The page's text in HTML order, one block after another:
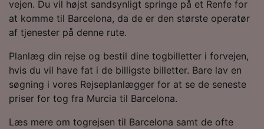
vejen. Du vil højst sandsynligt springe på et Renfe for
at komme til Barcelona, da de er den største operatør
af tjenester på denne rute.
Planlæg din rejse og bestil dine togbilletter i forvejen,
hvis du vil have fat i de billigste billetter. Bare lav en
søgning i vores Rejseplanlægger for at se de seneste
priser for tog fra Murcia til Barcelona.
Læs mere om togrejsen til Barcelona samt de ofte